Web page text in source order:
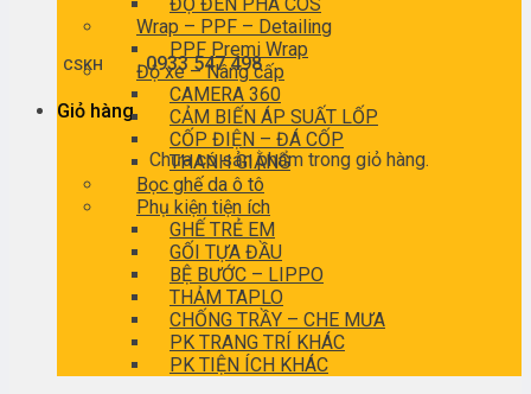
CSKH0933 547 498
Giỏ hàng
Chưa có sản phẩm trong giỏ hàng.
Wrap – PPF – Detailing
PPF Premi Wrap
Độ xe – Nâng cấp
CAMERA 360
CẢM BIẾN ÁP SUẤT LỐP
CỐP ĐIỆN – ĐÁ CỐP
THANH GIẰNG
Bọc ghế da ô tô
Phụ kiện tiện ích
GHẾ TRẺ EM
GỐI TỰA ĐẦU
BỆ BƯỚC – LIPPO
THẢM TAPLO
CHỐNG TRẦY – CHE MƯA
PK TRANG TRÍ KHÁC
PK TIỆN ÍCH KHÁC